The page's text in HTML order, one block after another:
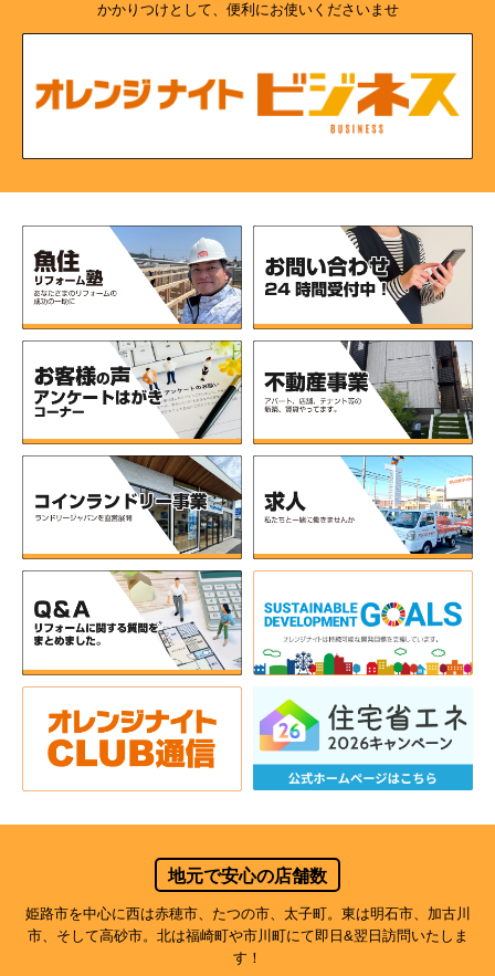
かかりつけとして、便利にお使いくださいませ
地元で安心の店舗数
姫路市を中心に西は赤穂市、たつの市、太子町。東は明石市、加古川
市、そして高砂市。北は福崎町や市川町にて即日&翌日訪問いたしま
す！